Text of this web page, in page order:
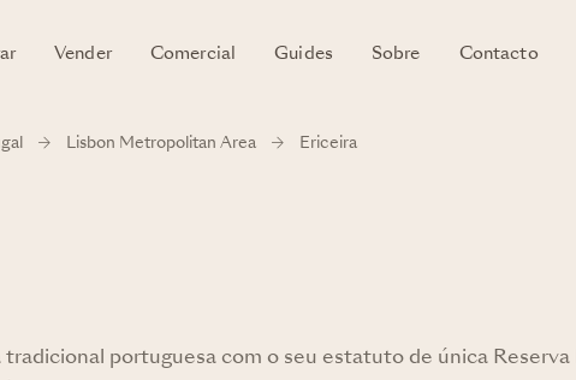
Vender Comercial Guides Sobre Contacto
Lisbon Metropolitan Area Ericeira
portuguesa com o seu estatuto de única Reserva